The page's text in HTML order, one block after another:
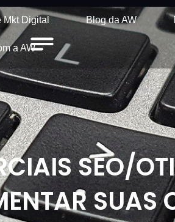
Mkt Digital Blog da AW
a AW
SEO/
SUAS